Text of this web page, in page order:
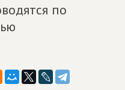
по